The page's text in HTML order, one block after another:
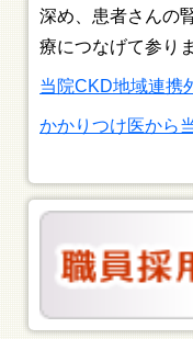
深め、患者さんの
療につなげて参り
当院CKD地域連携
かかりつけ医から